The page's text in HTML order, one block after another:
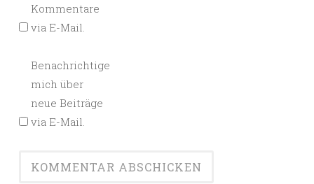
Kommentare
via E-Mail.
Benachrichtige
mich über
neue Beiträge
via E-Mail.